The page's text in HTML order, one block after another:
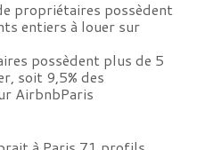
propriétaires possèdent
entiers à louer sur
possèdent plus de 5
soit 9,5% des
AirbnbParis